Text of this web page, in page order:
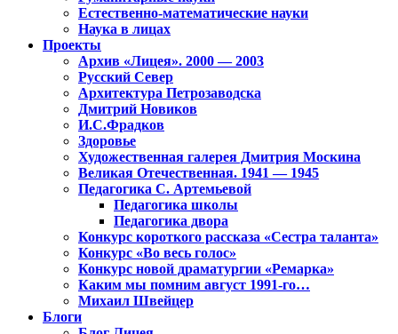
Естественно-математические науки
Наука в лицах
Проекты
Архив «Лицея». 2000 — 2003
Русский Север
Архитектура Петрозаводска
Дмитрий Новиков
И.С.Фрадков
Здоровье
Художественная галерея Дмитрия Москина
Великая Отечественная. 1941 — 1945
Педагогика С. Артемьевой
Педагогика школы
Педагогика двора
Конкурс короткого рассказа «Сестра таланта»
Конкурс «Во весь голос»
Конкурс новой драматургии «Ремарка»
Каким мы помним август 1991-го…
Михаил Швейцер
Блоги